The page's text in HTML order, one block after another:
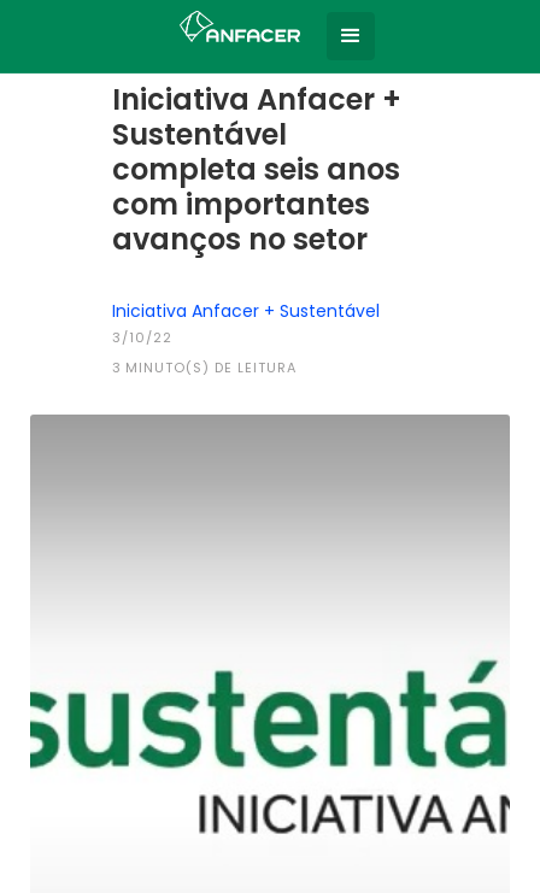
Todas as notícias
Iniciativa Anfacer +
Sustentável
completa seis anos
com importantes
avanços no setor
Iniciativa Anfacer + Sustentável
3/10/22
3 MINUTO(S) DE LEITURA